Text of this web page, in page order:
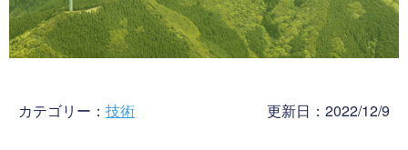
カテゴリー： 技術 更新日：2022/12/9